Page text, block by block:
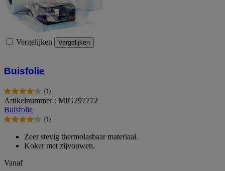
Vergelijken Vergelijken
Buisfolie
(1)
4.0
van
de
5
beoordeling
Artikelnummer : MIG297772
Buisfolie
(1)
4.0
sterren.
Zeer stevig thermolasbaar materiaal.
Koker met zijvouwen.
Vanaf